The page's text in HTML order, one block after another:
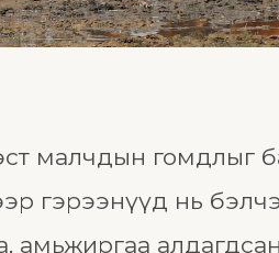
малчдын гомдлыг
нь